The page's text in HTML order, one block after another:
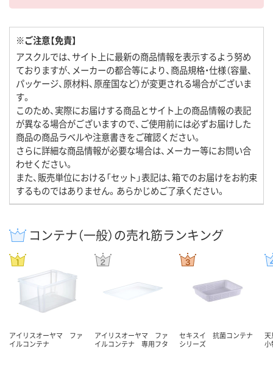
※ご注意【免責】
アスクルでは、サイト上に最新の商品情報を表示するよう努め
ておりますが、メーカーの都合等により、商品規格・仕様（容量、
パッケージ、原材料、原産国など）が変更される場合がございま
す。
このため、実際にお届けする商品とサイト上の商品情報の表記
が異なる場合がございますので、ご使用前には必ずお届けした
商品の商品ラベルや注意書きをご確認ください。
さらに詳細な商品情報が必要な場合は、メーカー等にお問い合
わせください。
また、販売単位における「セット」表記は、箱でのお届けをお約束
するものではありません。あらかじめご了承ください。
コンテナ（一般）の売れ筋ランキング
アイリスオーヤマ ファ
イルコンテナ
アイリスオーヤマ ファ
イルコンテナ 専用フタ
セキスイ 抗菌コンテナ
シリーズ
天
小